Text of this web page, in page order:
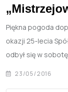
Piękna pogoda
okazji 25-lecia
odbył się w
23/05/2016